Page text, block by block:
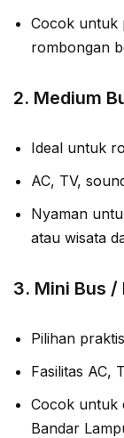
Cocok untuk
rombongan
2. Medium
Ideal untuk
AC, TV,
Nyaman
atau wisata
3. Mini Bus /
Pilihan
Fasilitas AC,
Cocok untuk
Bandar